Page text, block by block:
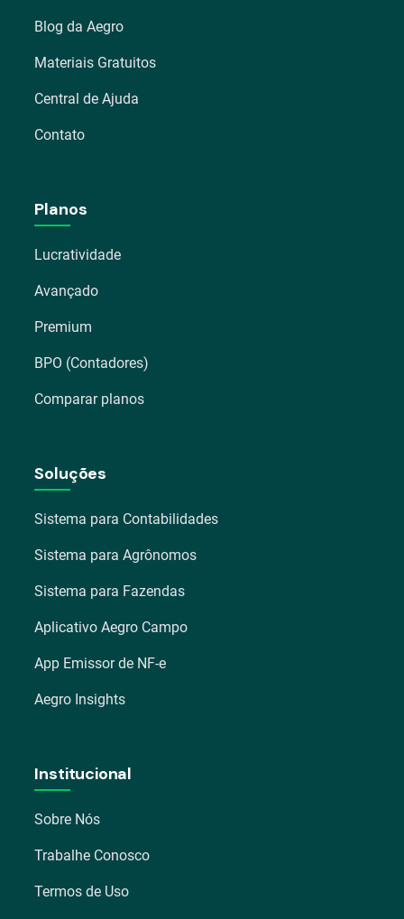
Blog da Aegro
Materiais Gratuitos
Central de Ajuda
Contato
Planos
Lucratividade
Avançado
Premium
BPO (Contadores)
Comparar planos
Soluções
Sistema para Contabilidades
Sistema para Agrônomos
Sistema para Fazendas
Aplicativo Aegro Campo
App Emissor de NF-e
Aegro Insights
Institucional
Sobre Nós
Trabalhe Conosco
Termos de Uso